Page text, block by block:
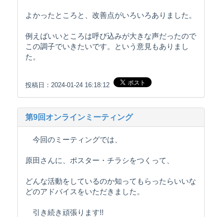
よかったところと、改善点がいろいろありました。
例えばいいところは呼び込みが大きな声だったので
この調子でいきたいです。という意見もありまし
た。
投稿日：2024-01-24 16:18:12
第9回オンラインミーティング
今回のミーティングでは、
原田さんに、ポスター・チラシをつくって、
どんな活動をしているのか知ってもらったらいいな
どのアドバイスをいただきました。
引き続き頑張ります!!